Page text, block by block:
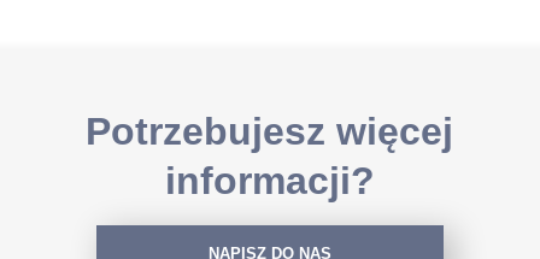
Potrzebujesz więcej
informacji?
NAPISZ DO NAS